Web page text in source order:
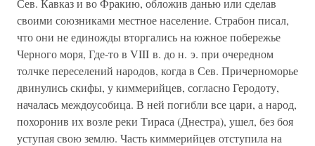
Сев. Кавказ и во Фракию, обложив данью или сделав
своими союзниками местное население. Страбон писал,
что они не единожды вторгались на южное побережье
Черного моря, Где-то в VIII в. до н. э. при очередном
толчке переселений народов, когда в Сев. Причерноморье
двинулись скифы, у киммерийцев, согласно Геродоту,
началась междоусобица. В ней погибли все цари, а народ,
похоронив их возле реки Тираса (Днестра), ушел, без боя
уступая свою землю. Часть киммерийцев отступила на